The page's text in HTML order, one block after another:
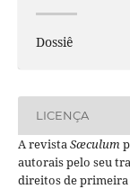
Dossiê
LICENÇA
A revistaSæculum
autorais pelo seu
direitos de